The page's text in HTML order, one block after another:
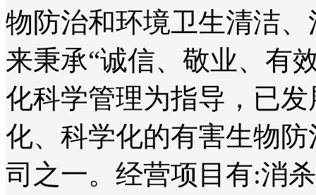
物防治和环境卫生清洁
来秉承“诚信、敬业、有
化科学管理为指导，已
化、科学化的有害生物
司之一。经营项目有:消